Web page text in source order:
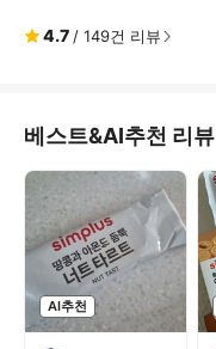
4.7 / 149건 리뷰
베스트&AI추천 리뷰
AI추천